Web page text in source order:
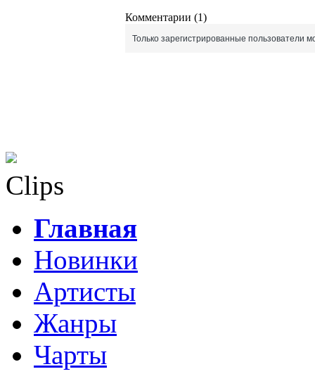
Комментарии (1)
Только зарегистрированные пользователи
Clips
Главная
Новинки
Артисты
Жанры
Чарты